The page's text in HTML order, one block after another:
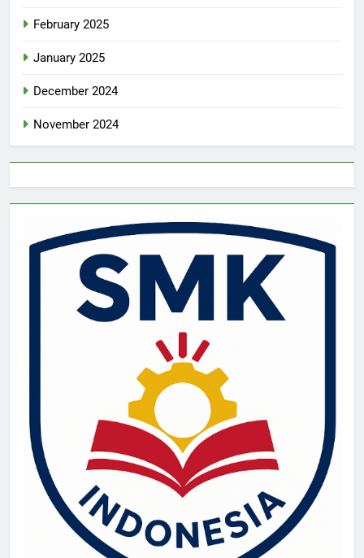
February 2025
January 2025
December 2024
November 2024